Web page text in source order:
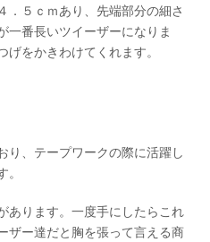
．５ｃｍあり、先端部分の細さ
一番長いツイーザーになりま
をかきわけてくれます。
り、テープワークの際に活躍し
あります。一度手にしたらこれ
ザー達だと胸を張って言える商